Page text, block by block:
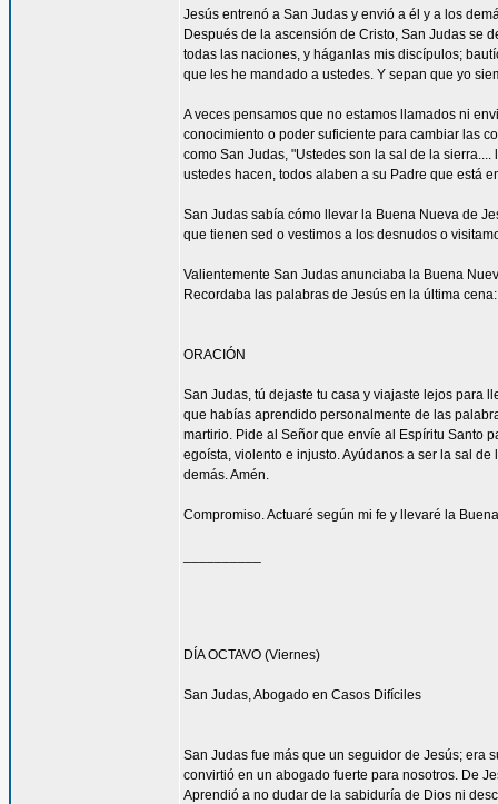
Jesús entrenó a San Judas y envió a él y a los
Después de la ascensión de Cristo, San Judas se
todas las naciones, y háganlas mis discípulos;
que les he mandado a ustedes. Y sepan que yo
A veces pensamos que no estamos llamados ni
conocimiento o poder suficiente para cambiar las
como San Judas, "Ustedes son la sal de la
ustedes hacen, todos alaben a su Padre que está
San Judas sabía cómo llevar la Buena Nueva de
que tienen sed o vestimos a los desnudos o
Valientemente San Judas anunciaba la Buena
Recordaba las palabras de Jesús en la última
ORACIÓN
San Judas, tú dejaste tu casa y viajaste lejos para
que habías aprendido personalmente de las
martirio. Pide al Señor que envíe al Espíritu Santo
egoísta, violento e injusto. Ayúdanos a ser la sal
demás. Amén.
Compromiso. Actuaré según mi fe y llevaré la
DÍA OCTAVO (Viernes)
San Judas, Abogado en Casos Difíciles
San Judas fue más que un seguidor de Jesús; era
convirtió en un abogado fuerte para nosotros. De
Aprendió a no dudar de la sabiduría de Dios ni